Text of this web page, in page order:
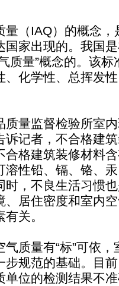
（IAQ）的概念，
国家出现的。我国
质量”概念的。该
、化学性、总挥发
量监督检验所室内
诉记者，不合格建
合格建筑装修材料
溶性铅、镉、铬、
时，不良生活习惯
、居住密度和室内
关。
量有“标”可依，
步规范的基础。目
单位的检测结果不